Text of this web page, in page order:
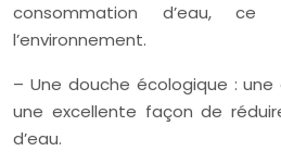
consommation d’eau,
l’environnement.
– Une douche écologique :
une excellente façon de
d’eau.